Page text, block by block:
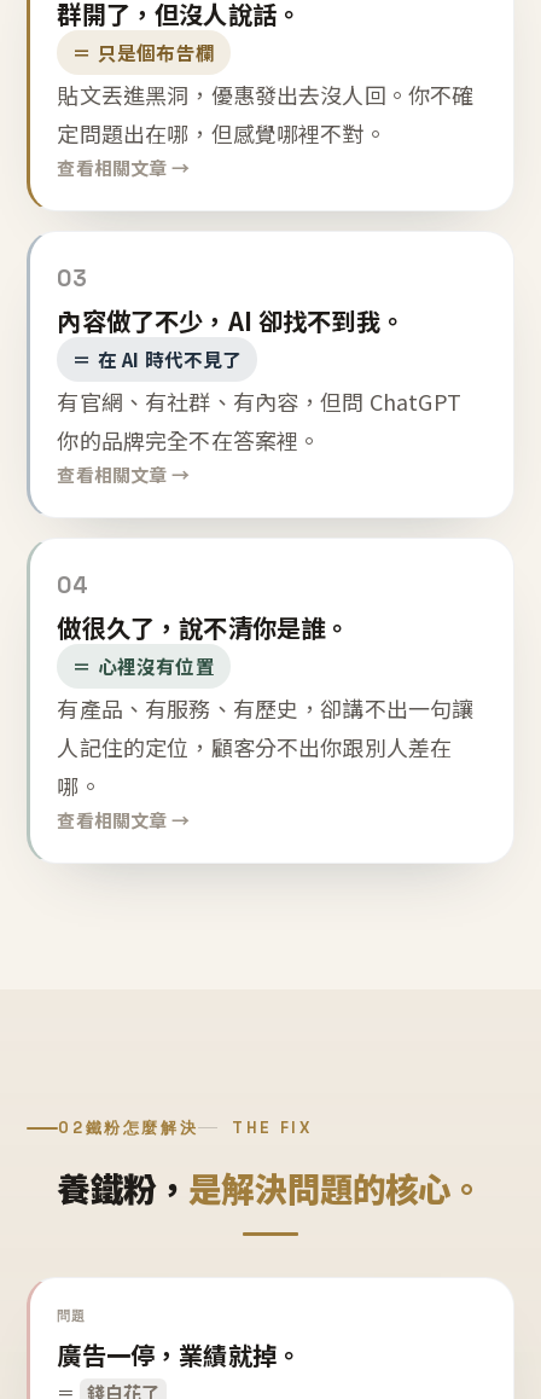
群開了，但沒人說話。
＝ 只是個布告欄
貼文丟進黑洞，優惠發出去沒人回。你不確
定問題出在哪，但感覺哪裡不對。
查看相關文章 →
03
內容做了不少，AI 卻找不到我。
＝ 在 AI 時代不見了
有官網、有社群、有內容，但問 ChatGPT
你的品牌完全不在答案裡。
查看相關文章 →
04
做很久了，說不清你是誰。
＝ 心裡沒有位置
有產品、有服務、有歷史，卻講不出一句讓
人記住的定位，顧客分不出你跟別人差在
哪。
查看相關文章 →
02鐵粉怎麼解決 THE FIX
養鐵粉， 是解決問題的核心。
問題
廣告一停，業績就掉。
＝ 錢白花了